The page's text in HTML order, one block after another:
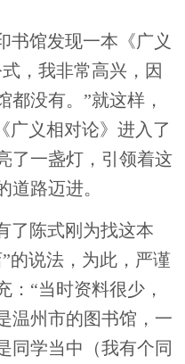
书馆发现一本《广义
，我非常高兴，因
都没有。”就这样，
广义相对论》进入了
了一盏灯，引领着这
道路迈进。
了陈式刚为找这本
的说法，为此，严谨
：“当时资料很少，
温州市的图书馆，一
同学当中（我有个同